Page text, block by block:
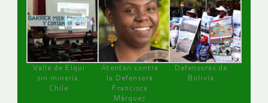
Valle de Elqui
sin minería.
Chile
Atentan contra
la Defensora
Francisca
Márquez
Defensoras de
Bolivia